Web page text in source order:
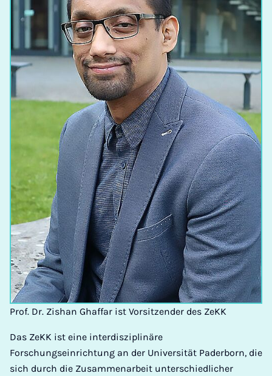
Prof. Dr. Zishan Ghaffar ist Vorsitzender des ZeKK
Das ZeKK ist eine interdisziplinäre
Forschungseinrichtung an der Universität Paderborn, die
sich durch die Zusammenarbeit unterschiedlicher